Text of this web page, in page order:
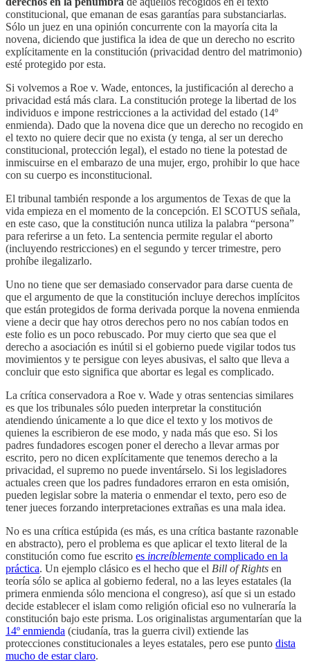
constitucional, que emanan de esas garantías para substanciarlas.
Sólo un juez en una opinión concurrente con la mayoría cita la
novena, diciendo que justifica la idea de que un derecho no escrito
explícitamente en la constitución (privacidad dentro del matrimonio)
esté protegido por esta.
Si volvemos a Roe v. Wade, entonces, la justificación al derecho a
privacidad está más clara. La constitución protege la libertad de los
individuos e impone restricciones a la actividad del estado (14º
enmienda). Dado que la novena dice que un derecho no recogido en
el texto no quiere decir que no exista (y tenga, al ser un derecho
constitucional, protección legal), el estado no tiene la potestad de
inmiscuirse en el embarazo de una mujer, ergo, prohibir lo que hace
con su cuerpo es inconstitucional.
El tribunal también responde a los argumentos de Texas de que la
vida empieza en el momento de la concepción. El SCOTUS señala,
en este caso, que la constitución nunca utiliza la palabra “persona”
para referirse a un feto. La sentencia permite regular el aborto
(incluyendo restricciones) en el segundo y tercer trimestre, pero
prohíbe ilegalizarlo.
Uno no tiene que ser demasiado conservador para darse cuenta de
que el argumento de que la constitución incluye derechos implícitos
que están protegidos de forma derivada porque la novena enmienda
viene a decir que hay otros derechos pero no nos cabían todos en
este folio es un poco rebuscado. Por muy cierto que sea que el
derecho a asociación es inútil si el gobierno puede vigilar todos tus
movimientos y te persigue con leyes abusivas, el salto que lleva a
concluir que esto significa que abortar es legal es complicado.
La crítica conservadora a Roe v. Wade y otras sentencias similares
es que los tribunales sólo pueden interpretar la constitución
atendiendo únicamente a lo que dice el texto y los motivos de
quienes la escribieron de ese modo, y nada más que eso. Si los
padres fundadores escogen poner el derecho a llevar armas por
escrito, pero no dicen explícitamente que tenemos derecho a la
privacidad, el supremo no puede inventárselo. Si los legisladores
actuales creen que los padres fundadores erraron en esta omisión,
pueden legislar sobre la materia o enmendar el texto, pero eso de
tener jueces forzando interpretaciones extrañas es una mala idea.
No es una crítica estúpida (es más, es una crítica bastante razonable
en abstracto), pero el problema es que aplicar el texto literal de la
constitución como fue escrito es increíblemente complicado en la
práctica. Un ejemplo clásico es el hecho que el Bill of Rights en
teoría sólo se aplica al gobierno federal, no a las leyes estatales (la
primera enmienda sólo menciona el congreso), así que si un estado
decide establecer el islam como religión oficial eso no vulneraría la
constitución bajo este prisma. Los originalistas argumentarían que la
14º enmienda (ciudanía, tras la guerra civil) extiende las
protecciones constitucionales a leyes estatales, pero ese punto dista
mucho de estar claro.